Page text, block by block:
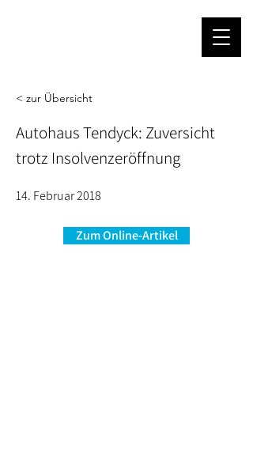
< zur Übersicht
Autohaus Tendyck: Zuversicht
trotz Insolvenzeröffnung
14. Februar 2018
Zum Online-Artikel